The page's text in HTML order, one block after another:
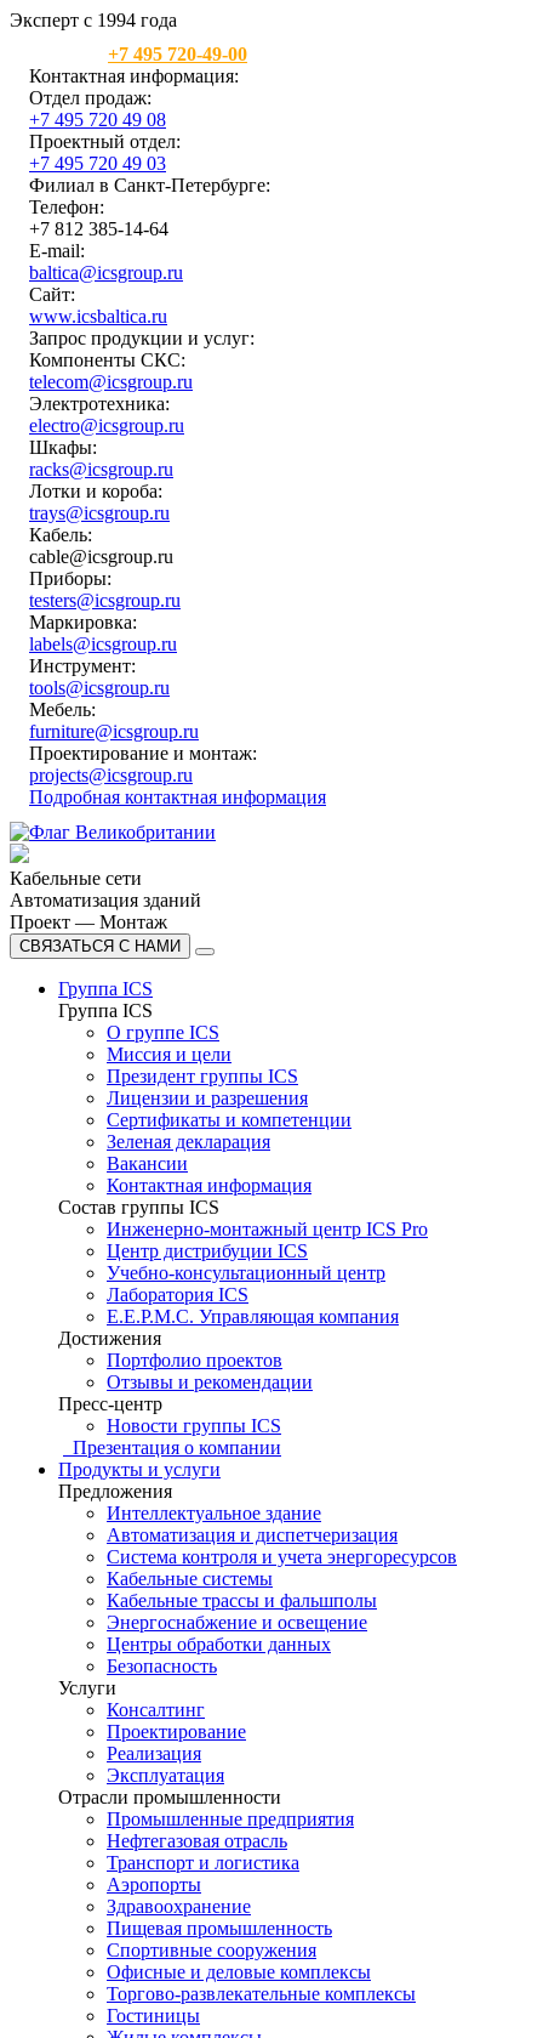
Эксперт с 1994 года
+7 495 720-49-00
Контактная информация:
Отдел продаж:
+7 495 720 49 08
Проектный отдел:
+7 495 720 49 03
Филиал в Санкт-Петербурге:
Телефон:
+7 812 385-14-64
E-mail:
baltica@icsgroup.ru
Сайт:
www.icsbaltica.ru
Запрос продукции и услуг:
Компоненты СКС:
telecom@icsgroup.ru
Электротехника:
electro@icsgroup.ru
Шкафы:
racks@icsgroup.ru
Лотки и короба:
trays@icsgroup.ru
Кабель:
cable@icsgroup.ru
Приборы:
testers@icsgroup.ru
Маркировка:
labels@icsgroup.ru
Инструмент:
tools@icsgroup.ru
Мебель:
furniture@icsgroup.ru
Проектирование и монтаж:
projects@icsgroup.ru
Подробная контактная информация
Кабельные сети
Автоматизация зданий
Проект — Монтаж
СВЯЗАТЬСЯ С НАМИ
Группа ICS
Группа ICS
О группе ICS
Миссия и цели
Президент группы ICS
Лицензии и разрешения
Сертификаты и компетенции
Зеленая декларация
Вакансии
Контактная информация
Состав группы ICS
Инженерно-монтажный центр ICS Pro
Центр дистрибуции ICS
Учебно-консультационный центр
Лаборатория ICS
E.E.P.M.C. Управляющая компания
Достижения
Портфолио проектов
Отзывы и рекомендации
Пресс-центр
Новости группы ICS
Презентация о компании
Продукты и услуги
Предложения
Интеллектуальное здание
Автоматизация и диспетчеризация
Система контроля и учета энергоресурсов
Кабельные системы
Кабельные трассы и фальшполы
Энергоснабжение и освещение
Центры обработки данных
Безопасность
Услуги
Консалтинг
Проектирование
Реализация
Эксплуатация
Отрасли промышленности
Промышленные предприятия
Нефтегазовая отрасль
Транспорт и логистика
Аэропорты
Здравоохранение
Пищевая промышленность
Спортивные сооружения
Офисные и деловые комплексы
Торгово-развлекательные комплексы
Гостиницы